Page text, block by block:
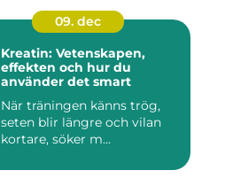
09. dec
Kreatin: Vetenskapen,
effekten och hur du
använder det smart
När träningen känns trög,
seten blir längre och vilan
kortare, söker m...